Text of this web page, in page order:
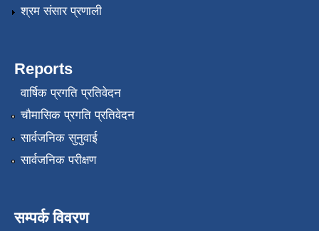
श्रम संसार प्रणाली
Reports
वार्षिक प्रगति प्रतिवेदन
चौमासिक प्रगति प्रतिवेदन
सार्वजनिक सुनुवाई
सार्वजनिक परीक्षण
सम्पर्क विवरण